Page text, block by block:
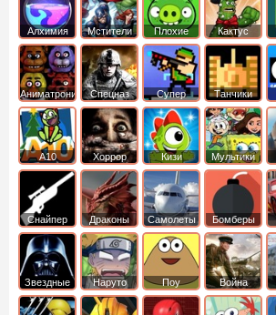
Алхимия Мстители
Плохие
свинки
Кактус
маккой
Аниматроники Спецназ
Супер
бойцы
Танчики
А10 Хоррор Кизи Мультики
Снайпер Драконы Самолеты Бомберы
Звездные
войны
Наруто Поу Война